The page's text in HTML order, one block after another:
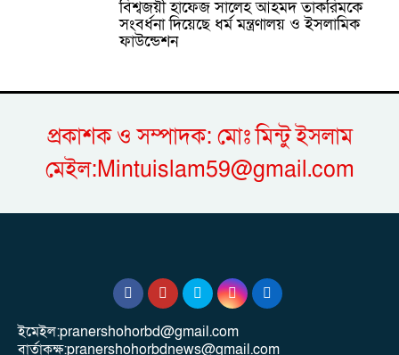
বিশ্বজয়ী হাফেজ সালেহ আহমদ তাকরিমকে
সংবর্ধনা দিয়েছে ধর্ম মন্ত্রণালয় ও ইসলামিক
ফাউন্ডেশন
প্রকাশক ও সম্পাদক: মোঃ মিন্টু ইসলাম
মেইল:Mintuislam59@gmail.com
ইমেইল:pranershohorbd@gmail.com
বার্তাকক্ষ:pranershohorbdnews@gmail.com